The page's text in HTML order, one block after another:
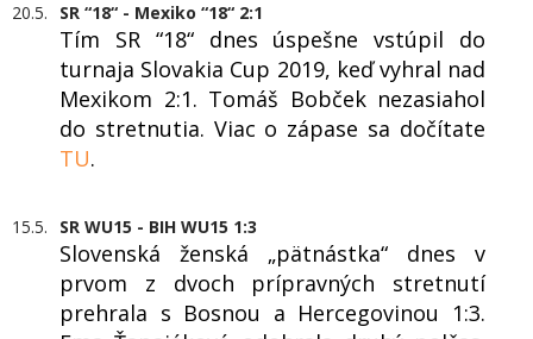
20.5. SR “18“ - Mexiko “18“ 2:1
Tím SR “18“ dnes úspešne vstúpil do
turnaja Slovakia Cup 2019, keď vyhral nad
Mexikom 2:1. Tomáš Bobček nezasiahol
do stretnutia. Viac o zápase sa dočítate
TU.
15.5. SR WU15 - BIH WU15 1:3
Slovenská ženská „pätnástka“ dnes v
prvom z dvoch prípravných stretnutí
prehrala s Bosnou a Hercegovinou 1:3.